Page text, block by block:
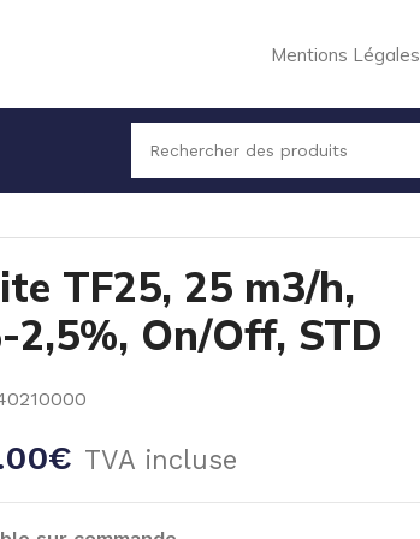
Mentions Légales
0,3%-2,5%, On/Off, STD
TF25, 25 m3/h,
2,5%, On/Off, STD
€ TVA incluse